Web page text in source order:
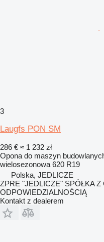
3
Laugfs PON SM
286 € ≈ 1 232 zł
Opona do maszyn
wielosezonowa 620 R19
Polska, JEDLICZE
ZPRE "JEDLICZE" SPÓŁKA
ODPOWIEDZIALNOŚCIĄ
Kontakt z dealerem